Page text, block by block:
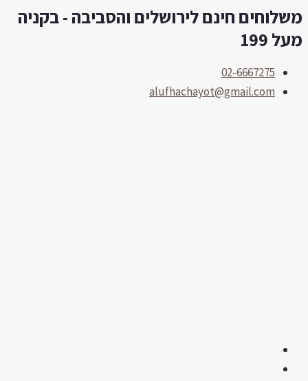
חינם לירושלים והסביבה - בקניה
199
02-6667275
alufhachayot@gmail.com